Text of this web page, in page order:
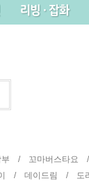
부 / 꼬마버스타요
이 / 데이드림 / 도